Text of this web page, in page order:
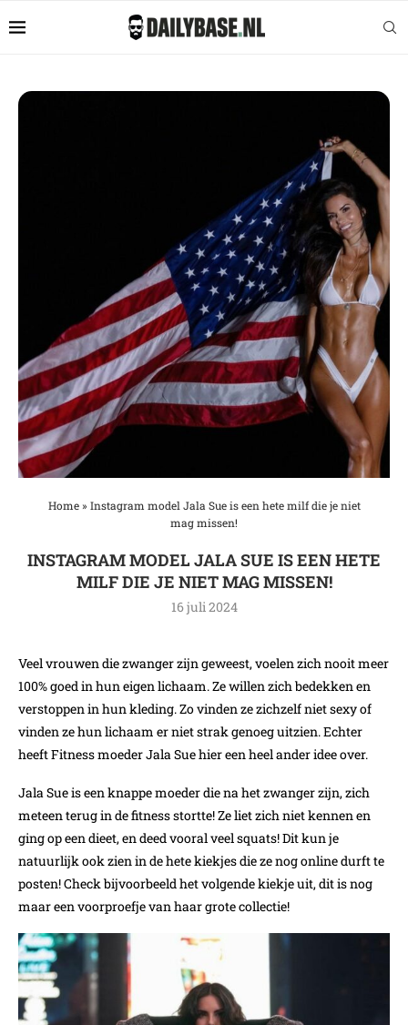
Home» Instagram model Jala Sue is een hete milf die je niet
mag missen!
INSTAGRAM MODEL JALA SUE IS EEN HETE
MILF DIE JE NIET MAG MISSEN!
16 juli 2024
Veel vrouwen die zwanger zijn geweest, voelen zich nooit meer
100% goed in hun eigen lichaam. Ze willen zich bedekken en
verstoppen in hun kleding. Zo vinden ze zichzelf niet sexy of
vinden ze hun lichaam er niet strak genoeg uitzien. Echter
heeft Fitness moeder Jala Sue hier een heel ander idee over.
Jala Sue is een knappe moeder die na het zwanger zijn, zich
meteen terug in de fitness stortte! Ze liet zich niet kennen en
ging op een dieet, en deed vooral veel squats! Dit kun je
natuurlijk ook zien in de hete kiekjes die ze nog online durft te
posten! Check bijvoorbeeld het volgende kiekje uit, dit is nog
maar een voorproefje van haar grote collectie!